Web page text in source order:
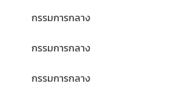
กรรมการกลาง
กรรมการกลาง
กรรมการกลาง